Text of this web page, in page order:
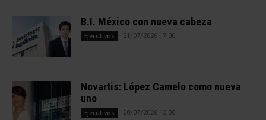
B.I. México con nueva cabeza
Ejecutivos 21/07/2026 17:00
Novartis: López Camelo como nueva
uno
Ejecutivos 20/07/2026 13:30